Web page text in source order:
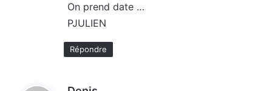
On prend date …
PJULIEN
Répondre